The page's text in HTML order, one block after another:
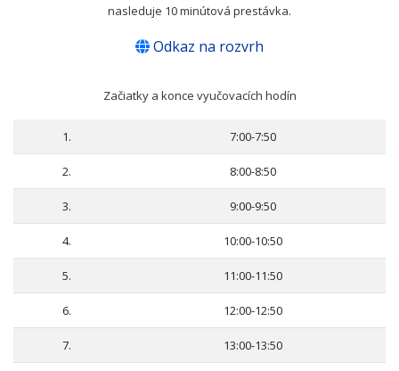
nasleduje 10 minútová prestávka.
Odkaz na rozvrh
Začiatky a konce vyučovacích hodín
1. 7:00-7:50
2. 8:00-8:50
3. 9:00-9:50
4. 10:00-10:50
5. 11:00-11:50
6. 12:00-12:50
7. 13:00-13:50